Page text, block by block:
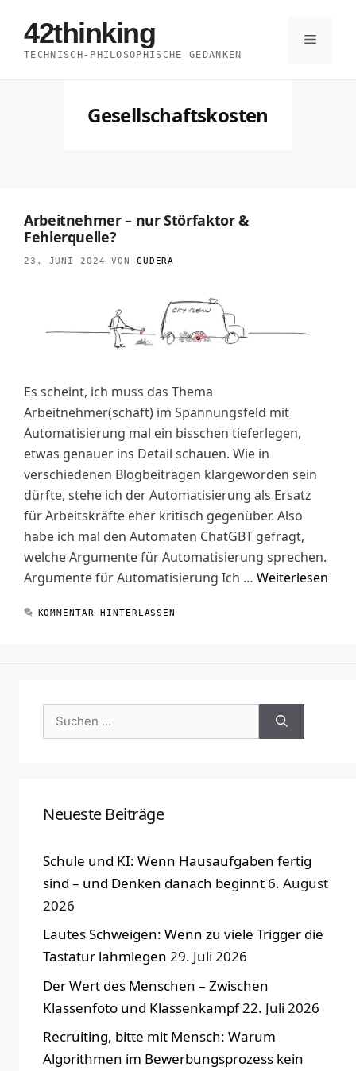
Inhalt
springen
42thinking
TECHNISCH-PHILOSOPHISCHE GEDANKEN
Menü
Gesellschaftskosten
Arbeitnehmer – nur Störfaktor &
Fehlerquelle?
23. JUNI 2024 VON GUDERA
Es scheint, ich muss das Thema
Arbeitnehmer(schaft) im Spannungsfeld mit
Automatisierung mal ein bisschen tieferlegen,
etwas genauer ins Detail schauen. Wie in
verschiedenen Blogbeiträgen klargeworden sein
dürfte, stehe ich der Automatisierung als Ersatz
für Arbeitskräfte eher kritisch gegenüber. Also
habe ich mal den Automaten ChatGBT gefragt,
welche Argumente für Automatisierung sprechen.
Argumente für Automatisierung Ich … Weiterlesen
KOMMENTAR HINTERLASSEN
Suchen
nach:
Neueste Beiträge
Schule und KI: Wenn Hausaufgaben fertig
sind – und Denken danach beginnt 6. August
2026
Lautes Schweigen: Wenn zu viele Trigger die
Tastatur lahmlegen 29. Juli 2026
Der Wert des Menschen – Zwischen
Klassenfoto und Klassenkampf22. Juli 2026
Recruiting, bitte mit Mensch: Warum
Algorithmen im Bewerbungsprozess kein